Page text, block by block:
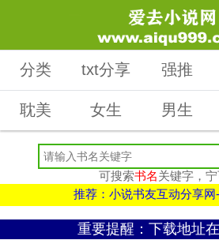
分类 txt分享 强推
耽美 女生 男生
可搜索书名关键字，
推荐：小说书友互动分享
重要提醒：下载地址